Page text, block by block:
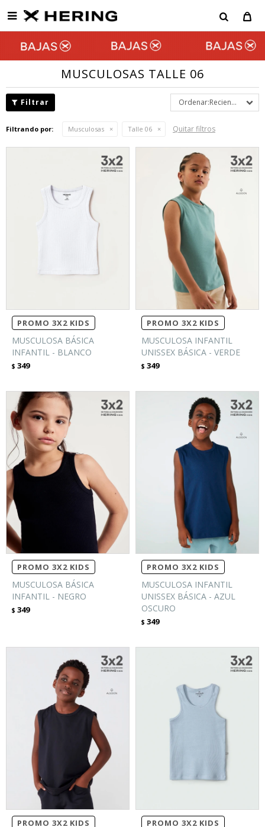

MUSCULOSAS TALLE 06
Recientes
Filtrando por: Musculosas Talle 06 Quitar filtros
PROMO 3X2 KIDS
MUSCULOSA BÁSICA
INFANTIL - BLANCO
$ 349
PROMO 3X2 KIDS
MUSCULOSA INFANTIL
UNISSEX BÁSICA - VERDE
$ 349
PROMO 3X2 KIDS
MUSCULOSA BÁSICA
INFANTIL - NEGRO
$ 349
PROMO 3X2 KIDS
MUSCULOSA INFANTIL
UNISSEX BÁSICA - AZUL
OSCURO
$ 349
PROMO 3X2 KIDS PROMO 3X2 KIDS